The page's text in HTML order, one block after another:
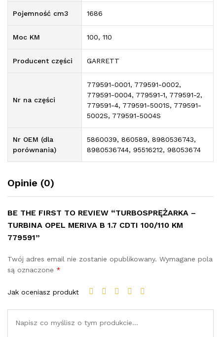
Pojemność cm3 1686
Moc KM 100, 110
Producent części GARRETT
Nr na części
779591-0001, 779591-0002,
779591-0004, 779591-1, 779591-2,
779591-4, 779591-5001S, 779591-
5002S, 779591-5004S
Nr OEM (dla
porównania)
5860039, 860589, 8980536743,
8980536744, 95516212, 98053674
Opinie (0)
BE THE FIRST TO REVIEW “TURBOSPRĘŻARKA –
TURBINA OPEL MERIVA B 1.7 CDTI 100/110 KM
779591”
Twój adres email nie zostanie opublikowany. Wymagane pola
są oznaczone *
Jak oceniasz produkt